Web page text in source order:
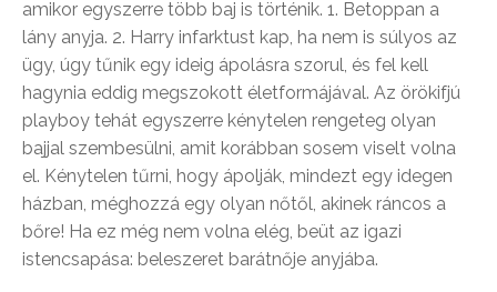
amikor egyszerre több baj is történik. 1. Betoppan a
lány anyja. 2. Harry infarktust kap, ha nem is súlyos az
ügy, úgy tűnik egy ideig ápolásra szorul, és fel kell
hagynia eddig megszokott életformájával. Az örökifjú
playboy tehát egyszerre kénytelen rengeteg olyan
bajjal szembesülni, amit korábban sosem viselt volna
el. Kénytelen tűrni, hogy ápolják, mindezt egy idegen
házban, méghozzá egy olyan nőtől, akinek ráncos a
bőre! Ha ez még nem volna elég, beüt az igazi
istencsapása: beleszeret barátnője anyjába.